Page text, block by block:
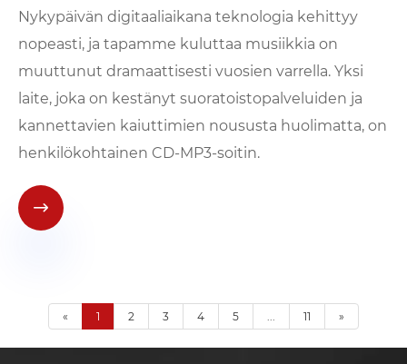
Nykypäivän digitaaliaikana teknologia kehittyy
nopeasti, ja tapamme kuluttaa musiikkia on
muuttunut dramaattisesti vuosien varrella. Yksi
laite, joka on kestänyt suoratoistopalveluiden ja
kannettavien kaiuttimien noususta huolimatta, on
henkilökohtainen CD-MP3-soitin.

« 1 2 3 4 5 11 »